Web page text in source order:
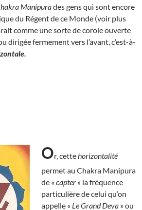
Manipurades gens qui sont encore
du Régent de ce Monde (voir plus
comme une sorte de corole ouverte
dirigée fermement vers l’avant, c’est-à-
Or, cette horizontalité
permet au Chakra Manipura
de « capter » la fréquence
particulière de celui qu’on
appelle « Le Grand Deva » ou